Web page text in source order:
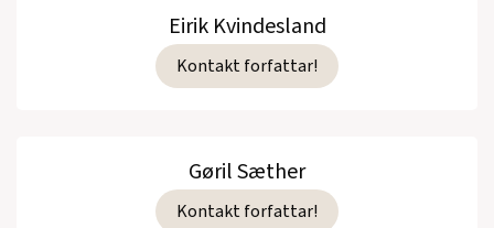
Eirik Kvindesland
Kontakt forfattar!
Gøril Sæther
Kontakt forfattar!